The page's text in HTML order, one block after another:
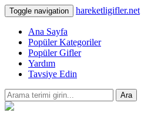
Toggle navigation hareketligifler.net
Ana Sayfa
Popüler Kategoriler
Popüler Gifler
Yardım
Tavsiye Edin
Ara